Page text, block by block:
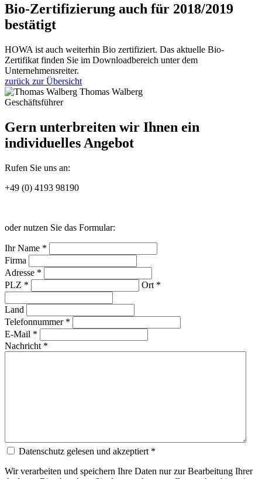
Bio-Zertifizierung auch für 2018/2019
bestätigt
HOWA ist auch weiterhin Bio zertifiziert. Das aktuelle Bio-
Zertifikat finden Sie im Downloadbereich unter dem
Unternehmensreiter.
zurück zur Übersicht
Thomas Walberg
Geschäftsführer
Gern unterbreiten wir Ihnen ein
individuelles Angebot
Rufen Sie uns an:
+49 (0) 4193 98190
oder nutzen Sie das Formular:
Ihr Name *
Firma
Adresse *
PLZ *
Ort *
Land
Telefonnummer *
E-Mail *
Nachricht *
Datenschutz gelesen und akzeptiert *
Wir verarbeiten und speichern Ihre Daten nur zur Bearbeitung Ihrer